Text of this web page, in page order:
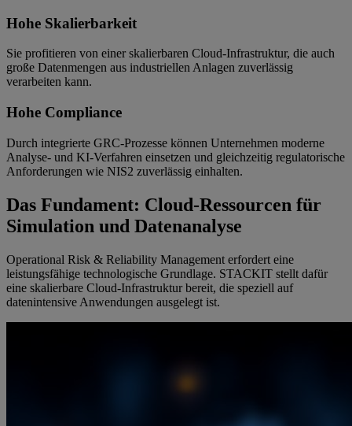
Hohe Skalierbarkeit
Sie profitieren von einer skalierbaren Cloud-Infrastruktur, die auch
große Datenmengen aus industriellen Anlagen zuverlässig
verarbeiten kann.
Hohe Compliance
Durch integrierte GRC-Prozesse können Unternehmen moderne
Analyse- und KI-Verfahren einsetzen und gleichzeitig regulatorische
Anforderungen wie NIS2 zuverlässig einhalten.
Das Fundament: Cloud-Ressourcen für
Simulation und Datenanalyse
Operational Risk & Reliability Management erfordert eine
leistungsfähige technologische Grundlage. STACKIT stellt dafür
eine skalierbare Cloud-Infrastruktur bereit, die speziell auf
datenintensive Anwendungen ausgelegt ist.